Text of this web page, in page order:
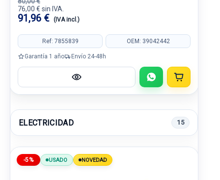
76,00 € sin IVA.
91,96 € (IVA incl.)
Ref: 7855839 OEM: 39042442
Garantía 1 año Envío 24-48h
ELECTRICIDAD 15
-5% USADO NOVEDAD